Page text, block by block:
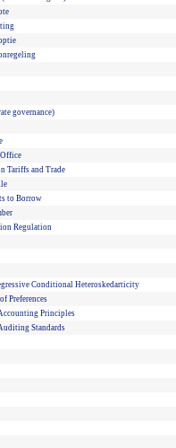
governance)
Tariffs and Trade
to Borrow
Regulation
Conditional Heteroskedarticity
Preferences
Principles
Standards